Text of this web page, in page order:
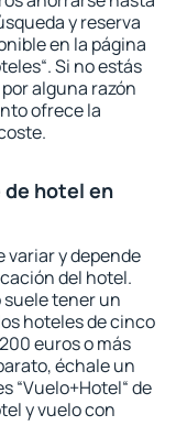
y reserva
en la página
Si no estás
alguna razón
ofrece la
de hotel en
variar y depende
del hotel.
suele tener un
hoteles de cinco
euros o más
échale un
“Vuelo+Hotel“ de
y vuelo con